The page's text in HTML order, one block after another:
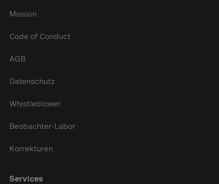
Mission
Code of Conduct
AGB
Datenschutz
Whistleblower
Beobachter-Labor
Korrekturen
Services